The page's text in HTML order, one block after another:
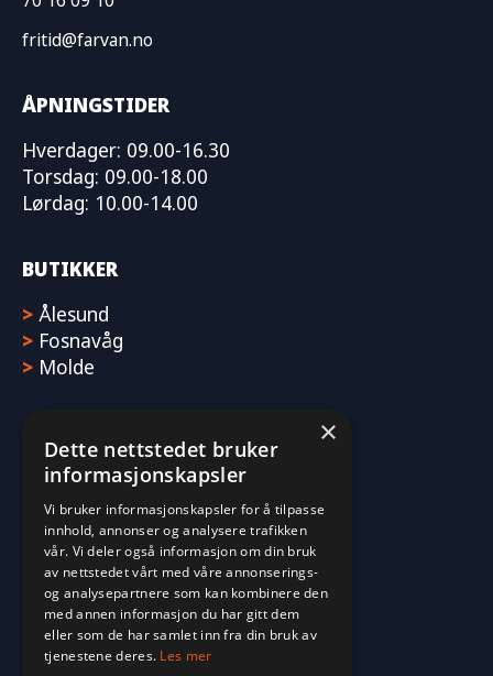
fritid@farvan.no
ÅPNINGSTIDER
Hverdager: 09.00-16.30
Torsdag: 09.00-18.00
Lørdag: 10.00-14.00
BUTIKKER
> Ålesund
> Fosnavåg
> Molde
×
Dette nettstedet bruker
informasjonskapsler
Vi bruker informasjonskapsler for å tilpasse
innhold, annonser og analysere trafikken
vår. Vi deler også informasjon om din bruk
av nettstedet vårt med våre annonserings-
og analysepartnere som kan kombinere den
med annen informasjon du har gitt dem
eller som de har samlet inn fra din bruk av
tjenestene deres. Les mer